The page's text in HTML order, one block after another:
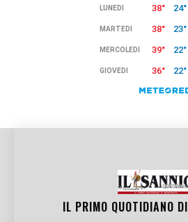
IL PRIMO QUOTIDIANO DI